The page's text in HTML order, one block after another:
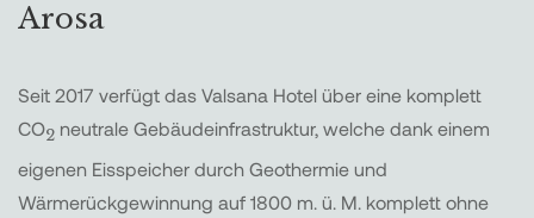
Arosa
Seit 2017 verfügt das Valsana Hotel über eine komplett
CO2 neutrale Gebäudeinfrastruktur, welche dank einem
eigenen Eisspeicher durch Geothermie und
Wärmerückgewinnung auf 1800 m. ü. M. komplett ohne